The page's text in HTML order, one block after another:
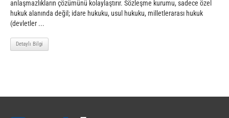
anlaşmazlıkların çözümünü kolaylaştırır. Sözleşme kurumu, sadece özel
hukuk alanında değil; idare hukuku, usul hukuku, milletlerarası hukuk
(devletler ...
Detaylı Bilgi